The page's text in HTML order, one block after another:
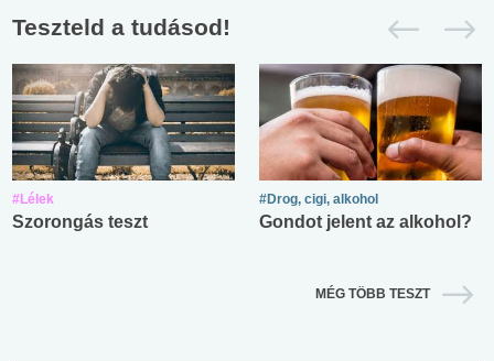
Teszteld a tudásod!
#Lélek
Szorongás teszt
#Drog, cigi, alkohol
Gondot jelent az alkohol?
MÉG TÖBB TESZT